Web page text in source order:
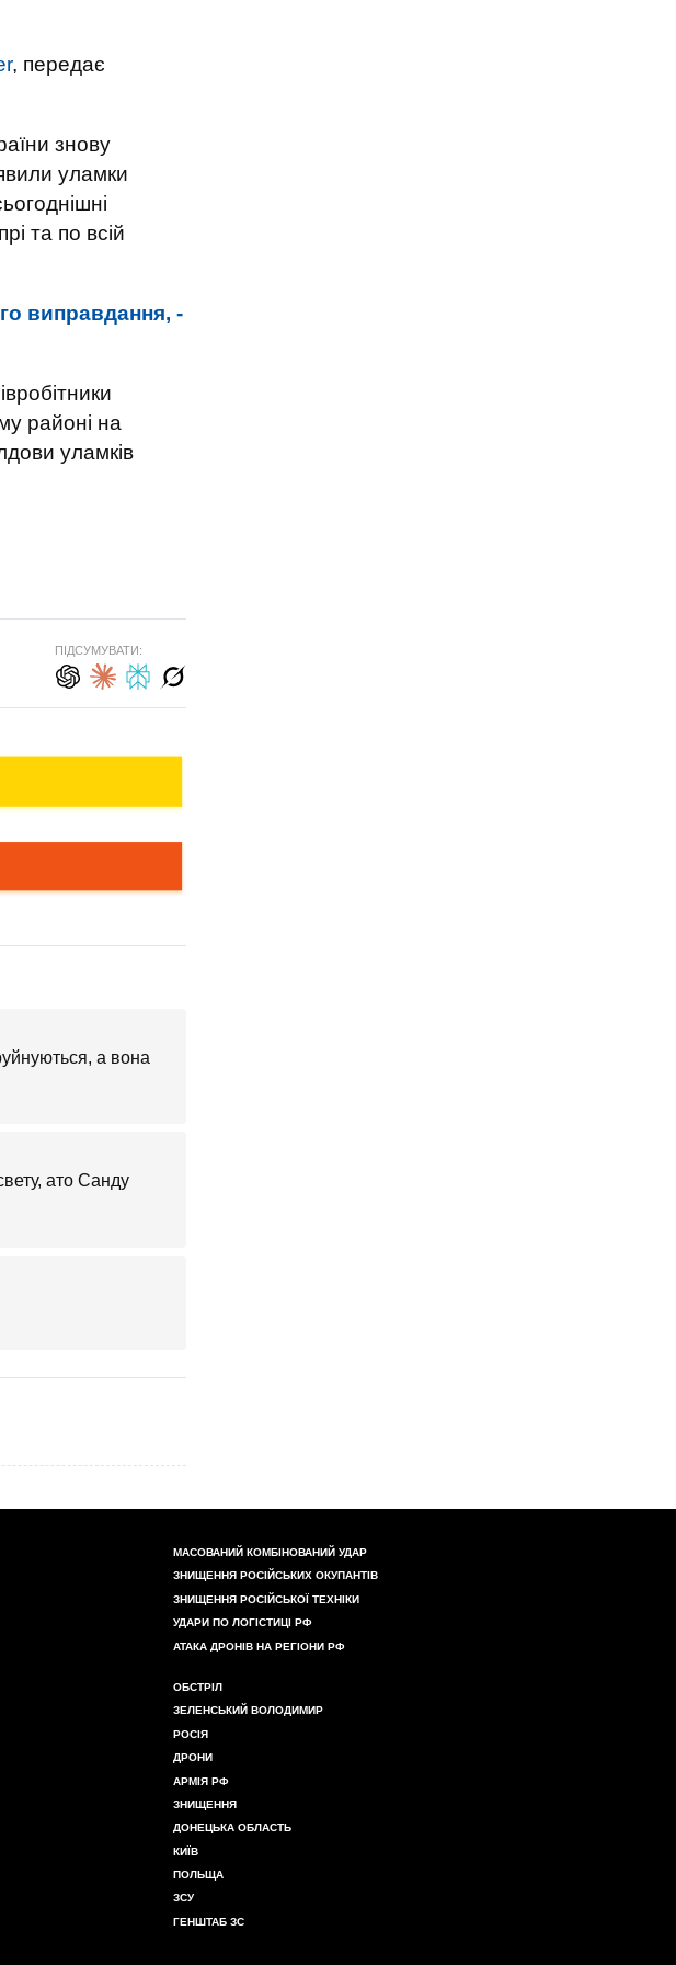
, передає
знову
уламки
та по всій
виправдання, -
районі на
уламків
ПІДСУМУВАТИ:
а вона
ато Санду
МАСОВАНИЙ КОМБІНОВАНИЙ УДАР
ЗНИЩЕННЯ РОСІЙСЬКИХ ОКУПАНТІВ
ЗНИЩЕННЯ РОСІЙСЬКОЇ ТЕХНІКИ
УДАРИ ПО ЛОГІСТИЦІ РФ
АТАКА ДРОНІВ НА РЕГІОНИ РФ
ОБСТРІЛ
ЗЕЛЕНСЬКИЙ ВОЛОДИМИР
РОСІЯ
ДРОНИ
АРМІЯ РФ
ЗНИЩЕННЯ
ДОНЕЦЬКА ОБЛАСТЬ
КИЇВ
ПОЛЬЩА
ЗСУ
ГЕНШТАБ ЗС